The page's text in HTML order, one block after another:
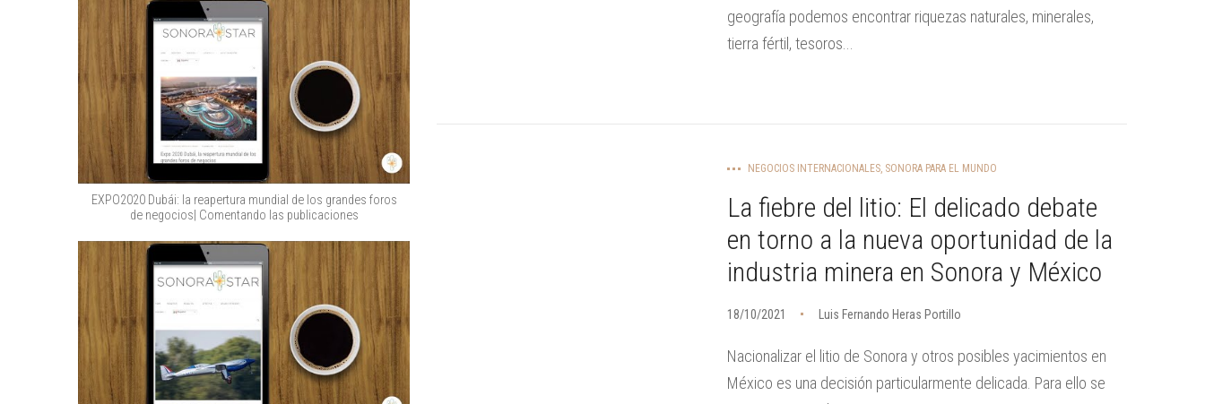
geografía podemos encontrar riquezas naturales, minerales,
tierra fértil, tesoros...
NEGOCIOS INTERNACIONALES, SONORA PARA EL MUNDO
La fiebre del litio: El delicado debate
en torno a la nueva oportunidad de la
industria minera en Sonora y México
18/10/2021 Luis Fernando Heras Portillo
Nacionalizar el litio de Sonora y otros posibles yacimientos en
México es una decisión particularmente delicada. Para ello se
EXPO2020 Dubái: la reapertura mundial de los grandes foros
de negocios| Comentando las publicaciones